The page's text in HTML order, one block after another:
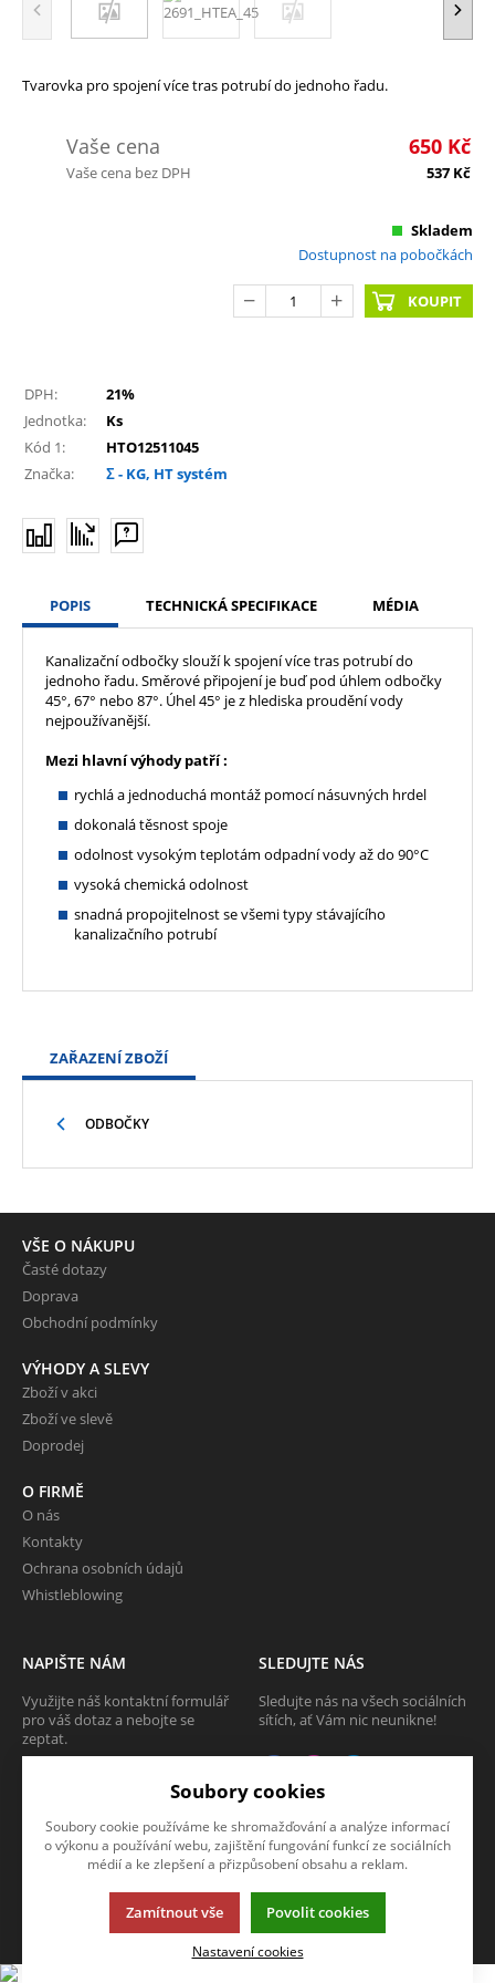
Tvarovka pro spojení více tras potrubí do jednoho řadu.
Vaše cena 650 Kč
Vaše cena bez DPH 537 Kč
Skladem
Dostupnost na pobočkách
KOUPIT
DPH:
21%
Jednotka:
Ks
Kód 1:
HTO12511045
Značka:
Σ - KG, HT systém
POPIS TECHNICKÁ SPECIFIKACE MÉDIA
Kanalizační odbočky slouží k spojení více tras potrubí do
jednoho řadu. Směrové připojení je buď pod úhlem odbočky
45°, 67° nebo 87°. Úhel 45° je z hlediska proudění vody
nejpoužívanější.
Mezi hlavní výhody patří :
rychlá a jednoduchá montáž pomocí násuvných hrdel
dokonalá těsnost spoje
odolnost vysokým teplotám odpadní vody až do 90°C
vysoká chemická odolnost
snadná propojitelnost se všemi typy stávajícího
kanalizačního potrubí
ZAŘAZENÍ ZBOŽÍ
ODBOČKY
VŠE O NÁKUPU
Časté dotazy
Doprava
Obchodní podmínky
VÝHODY A SLEVY
Zboží v akci
Zboží ve slevě
Doprodej
O FIRMĚ
O nás
Kontakty
Ochrana osobních údajů
Whistleblowing
NAPIŠTE NÁM
Využijte náš kontaktní formulář
pro váš dotaz a nebojte se
zeptat.
SLEDUJTE NÁS
Sledujte nás na všech sociálních
sítích, ať Vám nic neunikne!
© 2013-2026 Internetový obchod TECAM PCV a.s.
K2 e-shop - První e-shop, který uřídí celou vaši firmu.
Soubory cookies
Soubory cookie používáme ke shromažďování a analýze informací
o výkonu a používání webu, zajištění fungování funkcí ze sociálních
médií a ke zlepšení a přizpůsobení obsahu a reklam.
Zamítnout vše Povolit cookies
Nastavení cookies